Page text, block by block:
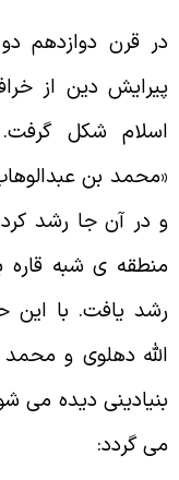
قرن دوازدهم دو
دین از
شکل گرفت.
بن
در آن جا رشد
ی شبه قاره
یافت. با این
دهلوی و محمد
دیده می
گردد: